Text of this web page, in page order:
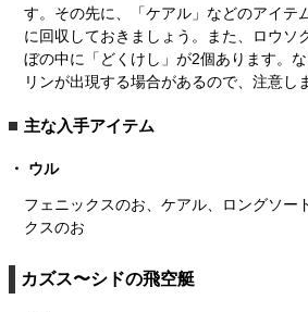
す。その先に、「ケアル」などのアイテ
に回収しておきましょう。また、ロウソ
ぼの中に「どくけし」が2個あります。
リンが出現する場合があるので、注意し
主な入手アイテム
ウル
フェニックスのお、ケアル、ロングソー
クスのお
カズス〜シドの飛空艇